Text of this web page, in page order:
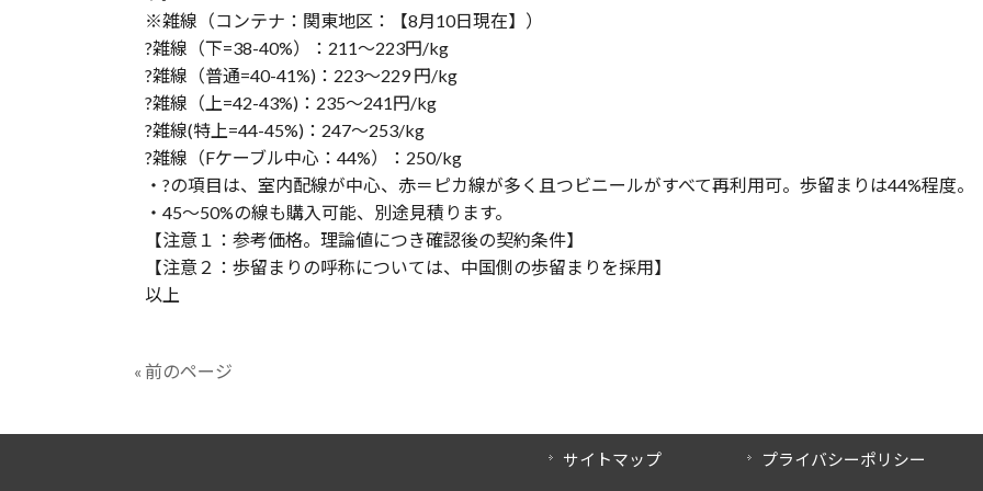
※雑線（コンテナ：関東地区：【8月10日現在】）
?雑線（下=38-40%）：211〜223円/kg
?雑線（普通=40-41%)：223〜229 円/kg
?雑線（上=42-43%)：235〜241円/kg
?雑線(特上=44-45%)：247〜253/kg
?雑線（Fケーブル中心：44%）：250/kg
・?の項目は、室内配線が中心、赤＝ピカ線が多く且つビニールがすべて再利用可。歩留まりは44%程度。
・45〜50%の線も購入可能、別途見積ります。
【注意１：参考価格。理論値につき確認後の契約条件】
【注意２：歩留まりの呼称については、中国側の歩留まりを採用】
以上
« 前のページ
サイトマップ プライバシーポリシー